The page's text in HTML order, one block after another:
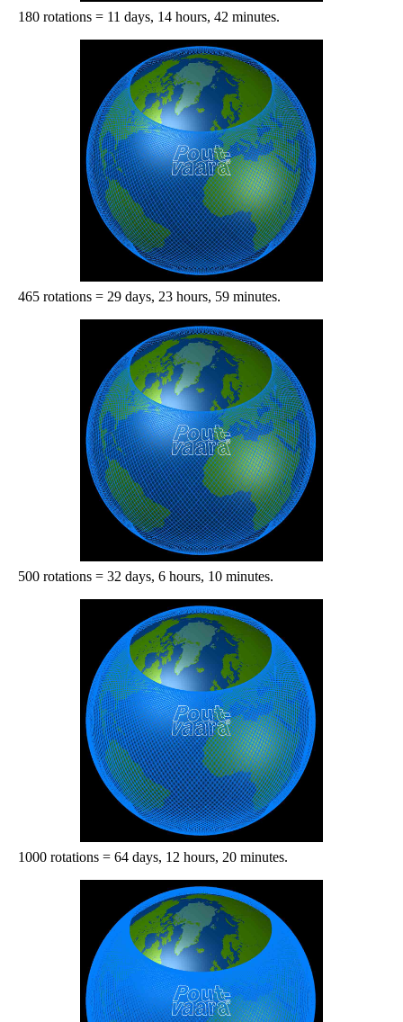
180 rotations = 11 days, 14 hours, 42 minutes.
465 rotations = 29 days, 23 hours, 59 minutes.
500 rotations = 32 days, 6 hours, 10 minutes.
1000 rotations = 64 days, 12 hours, 20 minutes.